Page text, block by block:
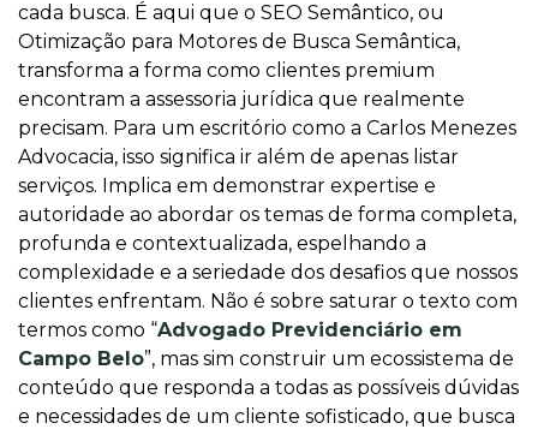
cada busca. É aqui que o SEO Semântico, ou
Otimização para Motores de Busca Semântica,
transforma a forma como clientes premium
encontram a assessoria jurídica que realmente
precisam. Para um escritório como a Carlos Menezes
Advocacia, isso significa ir além de apenas listar
serviços. Implica em demonstrar expertise e
autoridade ao abordar os temas de forma completa,
profunda e contextualizada, espelhando a
complexidade e a seriedade dos desafios que nossos
clientes enfrentam. Não é sobre saturar o texto com
termos como “Advogado Previdenciário em
Campo Belo”, mas sim construir um ecossistema de
conteúdo que responda a todas as possíveis dúvidas
e necessidades de um cliente sofisticado, que busca